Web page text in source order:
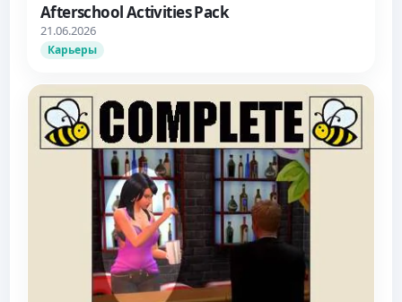
Afterschool Activities Pack
21.06.2026
Карьеры